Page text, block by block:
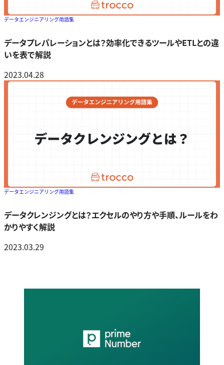
データエンジニアリング用語集
データプレパレーションとは？効率化できるツールやETLとの違
いを表で解説
2023.04.28
データエンジニアリング用語集
データクレンジングとは？エクセルのやり方や手順、ルールをわ
かりやすく解説
2023.03.29